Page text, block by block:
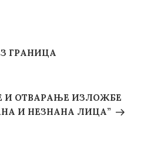
ГРАНИЦА
И ОТВАРАЊЕ ИЗЛОЖБЕ
И НЕЗНАНА ЛИЦА”